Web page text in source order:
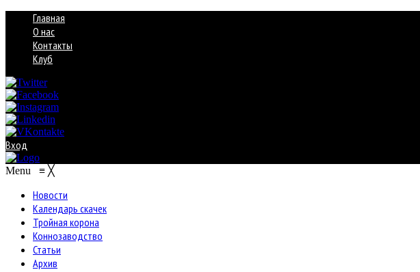
Главная
О нас
Контакты
Клуб
Вход
Menu ≡ ╳
Новости
Календарь скачек
Тройная корона
Коннозаводство
Статьи
Архив